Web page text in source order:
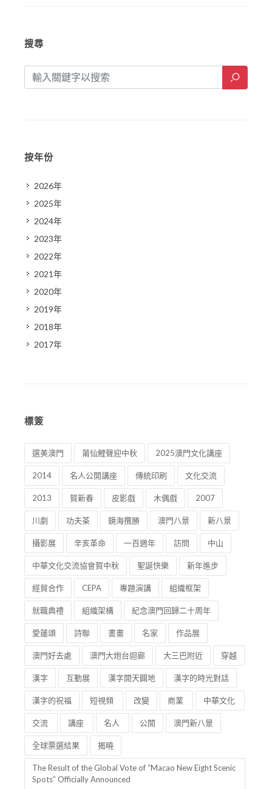
搜尋
按年份
2026年
2025年
2024年
2023年
2022年
2021年
2020年
2019年
2018年
2017年
標簽
選美澳門 莆仙鯉聲迎中秋 2025澳門文化講座
2014 名人公開講座 傳統印刷 文化交流
2013 賀新春 皮影戲 木偶戲 2007
川劇 功夫茶 鏡海攬勝 澳門八景 新八景
攝影展 辛亥革命 一百週年 訪問 中山
中華文化交流協會賀中秋 聖誕快樂 新年進步
經貿合作 CEPA 專題演講 組織框架
就職典禮 組織架構 紀念澳門回歸二十周年
愛蓮頌 詩聯 書畫 名家 作品展
澳門好去處 澳門大炮台迴廊 大三巴附近 穿越
漢字 互動展 漢字開天闢地 漢字的時光對話
漢字的祝福 短視頻 改變 商業 中華文化
交流 講座 名人 公開 澳門新八景
全球票選結果 揭曉
The Result of the Global Vote of “Macao New Eight Scenic
Spots” Officially Announced